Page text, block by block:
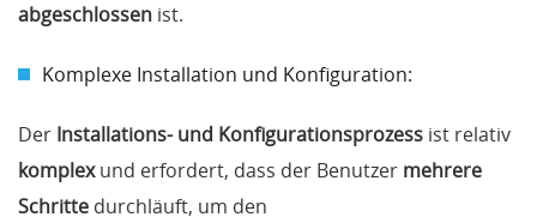
abgeschlossen ist.
Komplexe Installation und Konfiguration:
Der Installations- und Konfigurationsprozess ist relativ
komplexund erfordert, dass der Benutzer mehrere
Schritte durchläuft, um den